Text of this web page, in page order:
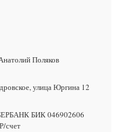
Поляков
улица Юргина 12
БИК 046902606
счет